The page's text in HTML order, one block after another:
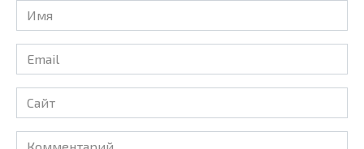
Имя
*
Email
*
Сайт
Комментарий